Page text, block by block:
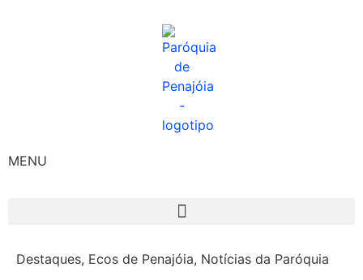
MENU
Destaques, Ecos de Penajóia, Notícias da Paróquia